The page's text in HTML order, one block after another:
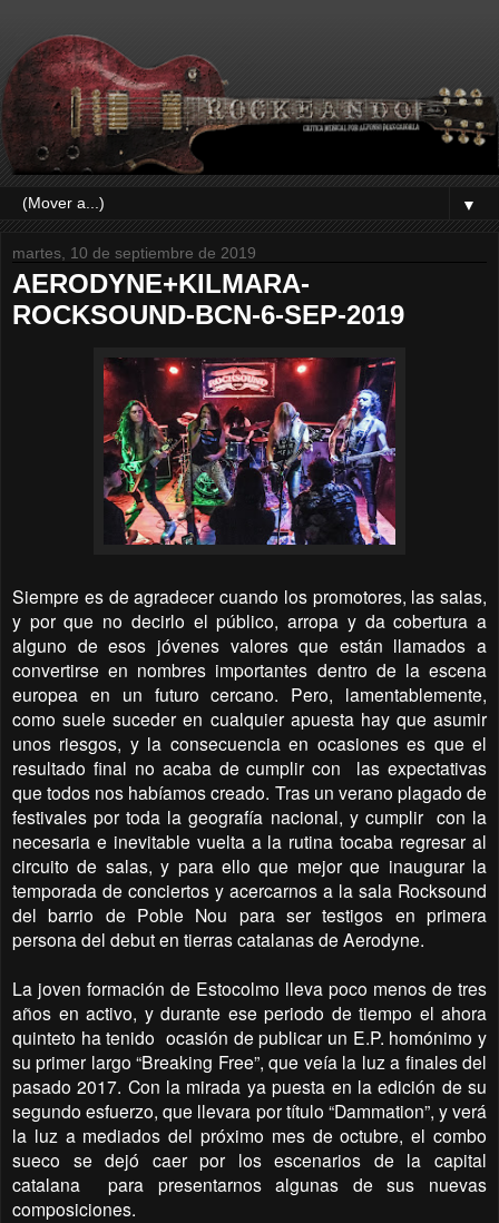
▼
martes, 10 de septiembre de 2019
AERODYNE+KILMARA-
ROCKSOUND-BCN-6-SEP-2019
Siempre es de agradecer cuando los promotores, las salas,
y por que no decirlo el público, arropa y da cobertura a
alguno de esos jóvenes valores que están llamados a
convertirse en nombres importantes dentro de la escena
europea en un futuro cercano. Pero, lamentablemente,
como suele suceder en cualquier apuesta hay que asumir
unos riesgos, y la consecuencia en ocasiones es que el
resultado final no acaba de cumplir con las expectativas
que todos nos habíamos creado. Tras un verano plagado de
festivales por toda la geografía nacional, y cumplir con la
necesaria e inevitable vuelta a la rutina tocaba regresar al
circuito de salas, y para ello que mejor que inaugurar la
temporada de conciertos y acercarnos a la sala Rocksound
del barrio de Poble Nou para ser testigos en primera
persona del debut en tierras catalanas de Aerodyne.
La joven formación de Estocolmo lleva poco menos de tres
años en activo, y durante ese periodo de tiempo el ahora
quinteto ha tenido ocasión de publicar un E.P. homónimo y
su primer largo “Breaking Free”, que veía la luz a finales del
pasado 2017. Con la mirada ya puesta en la edición de su
segundo esfuerzo, que llevara por título “Dammation”, y verá
la luz a mediados del próximo mes de octubre, el combo
sueco se dejó caer por los escenarios de la capital
catalana
para presentarnos algunas de sus nuevas
composiciones.